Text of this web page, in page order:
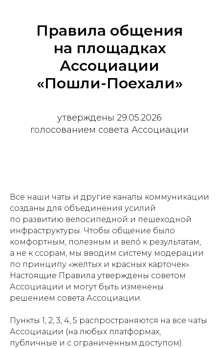
Правила общения
на площадках
Ассоциации
«Пошли-Поехали»
утверждены 29.05.2026
голосованием совета Ассоциации
Все наши чаты и другие каналы коммуникации
созданы для объединения усилий
по развитию велосипедной и пешеходной
инфраструктуры. Чтобы общение было
комфортным, полезным и велó к результатам,
а не к ссорам, мы вводим систему модерации
по принципу «желтых и красных карточек».
Настоящие Правила утверждены советом
Ассоциации и могут быть изменены
решением совета Ассоциации.
Пункты 1, 2, 3, 4, 5 распространяются на все чаты
Ассоциации (на любых платформах,
публичные и с ограниченным доступом).